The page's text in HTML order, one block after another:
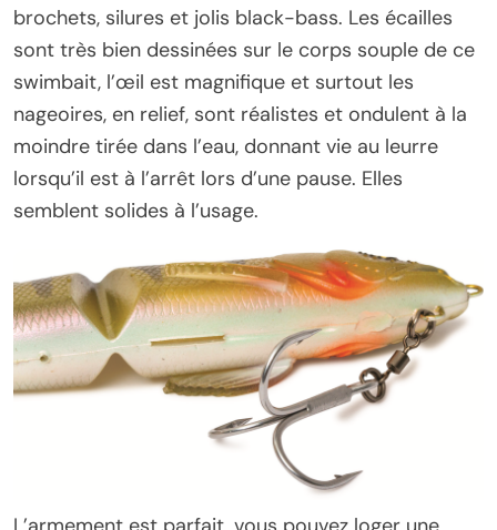
brochets, silures et jolis black-bass. Les écailles
sont très bien dessinées sur le corps souple de ce
swimbait, l’œil est magnifique et surtout les
nageoires, en relief, sont réalistes et ondulent à la
moindre tirée dans l’eau, donnant vie au leurre
lorsqu’il est à l’arrêt lors d’une pause. Elles
semblent solides à l’usage.